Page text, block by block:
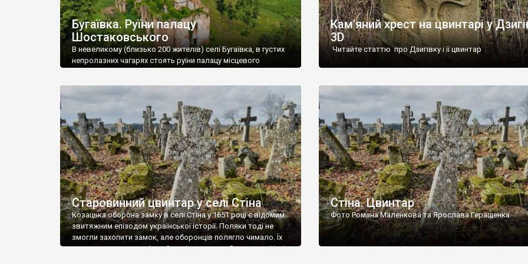
Бугаївка. Руїни палацу
Шостаковського
В невеликому (близько 200 жителів) селі Бугаївка, в густих
непролазних чагарях стоять руїни палацу місцевого
потім клуб, ще пізніше – гуртожиток. У 60-х роках минулого
століття тут розмістили туберкульозну лікарню. Коли із
палацу виїхала лікарня – ми точно не […]
Кам’яний хрест на цвинтарі у
3D
Читайте статтю про Дзигівку і її цвинтар
Старовинний цвинтар у селі Стіна
Козацька оборона замку в селі Стіна у 1651 році є відомим
звитяжним епізодом української історії. Поляки тоді не
змогли захопити замок, але оборонців полягло чимало. Їх
поховали на цвинтарі, який тоді називався Замковим. Нині
Стіна. Цвинтар
Фото Романа Маленкова та Ярослава Геращенка